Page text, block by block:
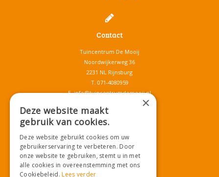
Contact
Tuincentrum De Mooij
Noordwijkerweg 36
2231 NL Rijnsburg
T. 071-4080959
E.info@tuincentrumdemooij.nl
Download onze App!
×
Deze website maakt
gebruik van cookies.
Deze website gebruikt cookies om uw
gebruikerservaring te verbeteren. Door
onze website te gebruiken, stemt u in met
alle cookies in overeenstemming met ons
Cookiebeleid.Lees verder